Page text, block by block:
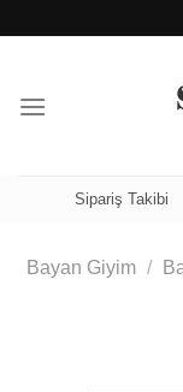
Sipariş Takibi
Bayan Giyim /